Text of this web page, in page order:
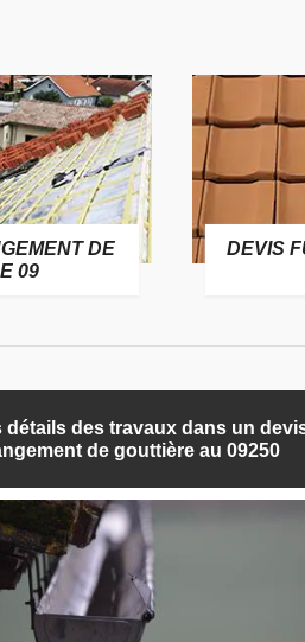
DE
09
DEVIS
détails des travaux dans un
de gouttière au 09250